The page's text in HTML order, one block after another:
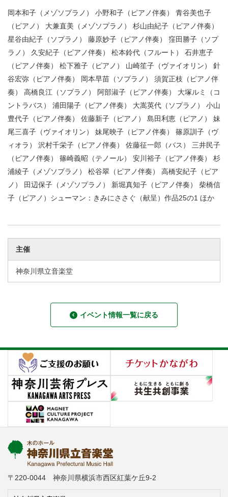
岡本和子（メゾソプラノ） 小野和子（ピアノ伴奏） 青谷美也子
（ピアノ） 大兼直美（メゾソプラノ） 杉山由紀子（ピアノ伴奏）
星谷由紀子（ソプラノ） 藤原妙子（ピアノ伴奏） 窪田勝子（ソプ
ラノ） 久安紀子（ピアノ伴奏） 松本鈴代（フルート） 石井恵子
（ピアノ伴奏） 松下雅子（ピアノ） 山崎笙子（ヴァイオリン） 針
谷宏弥（ピアノ伴奏） 岡本早苗（ソプラノ） 須賀正枝（ピアノ伴
奏） 高橋良江（ソプラノ） 阿部淑子（ピアノ伴奏） 大塚ルミ（コ
ントラバス） 浦田陽子（ピアノ伴奏） 大嵩英代（ソプラノ） 小山
豊代子（ピアノ伴奏） 佐藤新子（ピアノ） 島田利恵（ピアノ） 妹
尾三喜子（ヴァイオリン） 妹尾映子（ピアノ伴奏） 篠原訓子（ヴ
ィオラ） 沢村千栄子（ピアノ伴奏） 佐藤征一郎（バス） 三井民子
（ピアノ伴奏） 篠崎義昭（テノール） 安川裕子（ピアノ伴奏） 杉
浦綾子（メゾソプラノ） 松谷翠（ピアノ伴奏） 高橋安紀子（ピア
ノ） 田辺保子（メゾソプラノ） 新堀真知子（ピアノ伴奏） 柴橋信
子（ピアノ）シューマン：きみにささぐ（献呈）作品25の1 ほか
主催
神奈川県立音楽堂
イベント情報一覧に戻る
〒220-0044 神奈川県横浜市西区紅葉ケ丘9-2